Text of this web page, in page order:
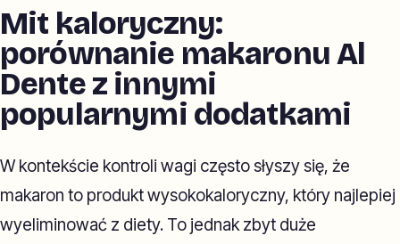
Mit kaloryczny:
porównanie makaronu Al
Dente z innymi
popularnymi dodatkami
W kontekście kontroli wagi często słyszy się, że
makaron to produkt wysokokaloryczny, który najlepiej
wyeliminować z diety. To jednak zbyt duże